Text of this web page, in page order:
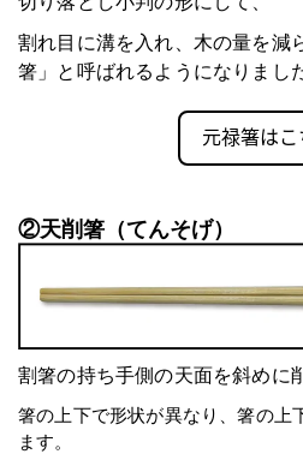
割れ目に溝を入れ、木の量を減
箸」と呼ばれるようになりまし
②天削箸（てんそげ）
割箸の持ち手側の天面を斜めに
箸の上下で形状が異なり、箸の上
ます。